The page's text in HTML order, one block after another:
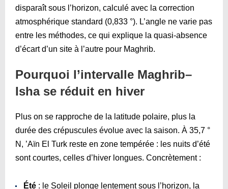
disparaît sous l’horizon, calculé avec la correction
atmosphérique standard (0,833 °). L’angle ne varie pas
entre les méthodes, ce qui explique la quasi-absence
d’écart d’un site à l’autre pour Maghrib.
Pourquoi l’intervalle Maghrib–
Isha se réduit en hiver
Plus on se rapproche de la latitude polaire, plus la
durée des crépuscules évolue avec la saison. À 35,7 °
N, ’Aïn El Turk reste en zone tempérée : les nuits d’été
sont courtes, celles d’hiver longues. Concrètement :
Été : le Soleil plonge lentement sous l’horizon, la